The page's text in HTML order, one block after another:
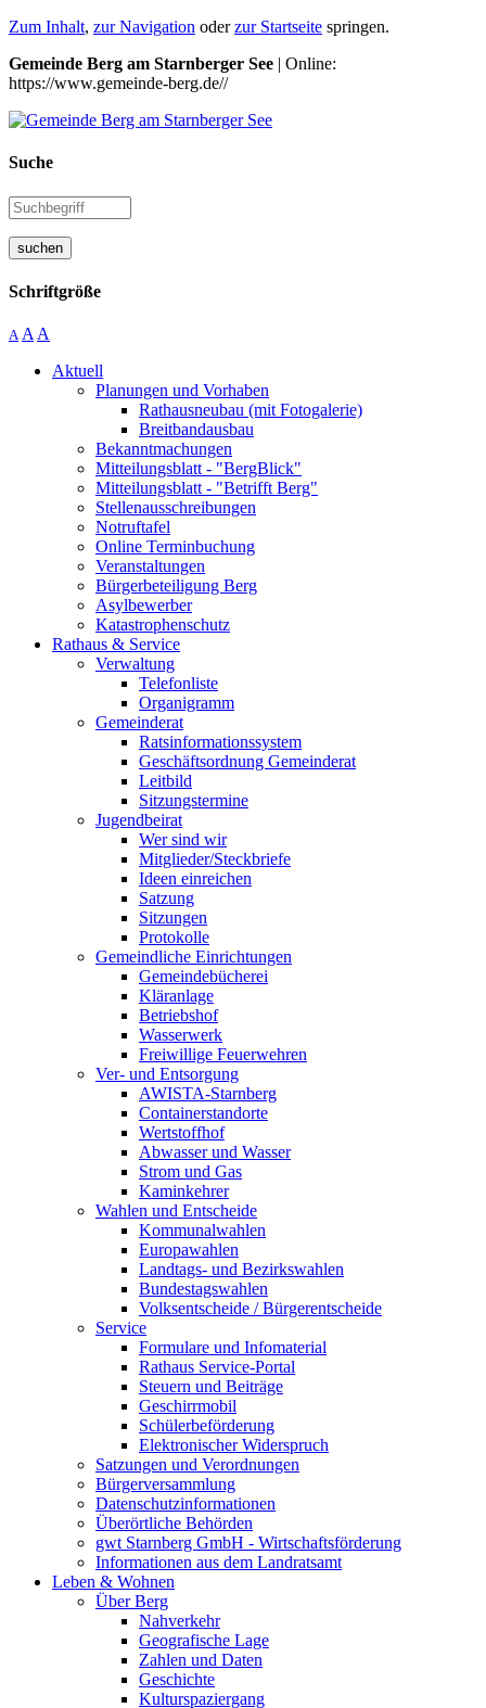
Zum Inhalt, zur Navigation oderzur Startseite springen.
Gemeinde Berg am Starnberger See | Online:
https://www.gemeinde-berg.de//
Suche
suchen
Schriftgröße
A A A
Aktuell
Planungen und Vorhaben
Rathausneubau (mit Fotogalerie)
Breitbandausbau
Bekanntmachungen
Mitteilungsblatt - "BergBlick"
Mitteilungsblatt - "Betrifft Berg"
Stellenausschreibungen
Notruftafel
Online Terminbuchung
Veranstaltungen
Bürgerbeteiligung Berg
Asylbewerber
Katastrophenschutz
Rathaus & Service
Verwaltung
Telefonliste
Organigramm
Gemeinderat
Ratsinformationssystem
Geschäftsordnung Gemeinderat
Leitbild
Sitzungstermine
Jugendbeirat
Wer sind wir
Mitglieder/Steckbriefe
Ideen einreichen
Satzung
Sitzungen
Protokolle
Gemeindliche Einrichtungen
Gemeindebücherei
Kläranlage
Betriebshof
Wasserwerk
Freiwillige Feuerwehren
Ver- und Entsorgung
AWISTA-Starnberg
Containerstandorte
Wertstoffhof
Abwasser und Wasser
Strom und Gas
Kaminkehrer
Wahlen und Entscheide
Kommunalwahlen
Europawahlen
Landtags- und Bezirkswahlen
Bundestagswahlen
Volksentscheide / Bürgerentscheide
Service
Formulare und Infomaterial
Rathaus Service-Portal
Steuern und Beiträge
Geschirrmobil
Schülerbeförderung
Elektronischer Widerspruch
Satzungen und Verordnungen
Bürgerversammlung
Datenschutzinformationen
Überörtliche Behörden
gwt Starnberg GmbH - Wirtschaftsförderung
Informationen aus dem Landratsamt
Leben & Wohnen
Über Berg
Nahverkehr
Geografische Lage
Zahlen und Daten
Geschichte
Kulturspaziergang